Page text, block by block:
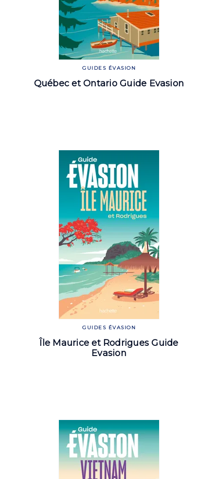
GUIDES ÉVASION
Québec et Ontario Guide Evasion
GUIDES ÉVASION
Île Maurice et Rodrigues Guide
Evasion